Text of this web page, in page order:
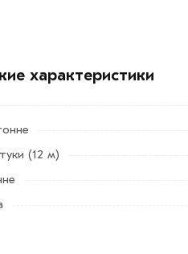
характеристики
(12 м)